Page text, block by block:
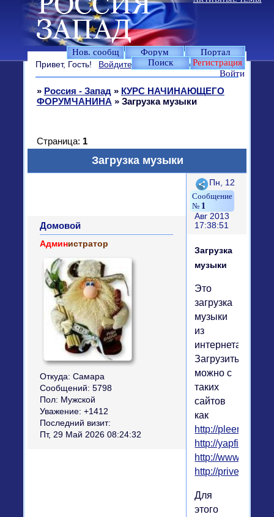
Нов. сообщ Форум
Портал
Поиск
Регистрация
Войти
Привет, Гость! Войдите илизарегистрируйтесь.
» Россия - Запад » КУРС НАЧИНАЮЩЕГО
ФОРУМЧАНИНА » Загрузка музыки
Загрузка музыки
Страница: 1
Поделиться
1
Пн, 12
Авг 2013
17:38:51
Домовой
Администратор
Откуда: Самара
Сообщений: 5798
Пол: Мужской
Уважение: +1412
Последний визит:
Пт, 29 Май 2026 08:24:32
Загрузка
музыки
Это
загрузка
музыки
из
интернета.
Загрузить
можно с
таких
сайтов
как
http://pleer.com
http://yapfiles.ru
http://
http://privet.ru
Для
этого